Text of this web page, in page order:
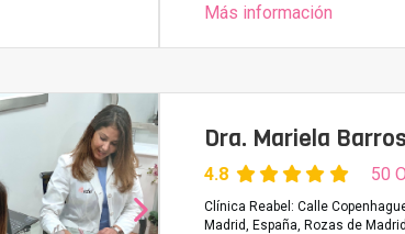
Más información
Dra. Mariela
4.8 50
Clínica Reabel: Calle
Madrid, España, Rozas de Madrid